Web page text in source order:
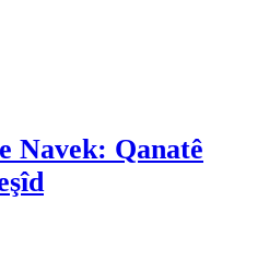
Navek: Qanatê